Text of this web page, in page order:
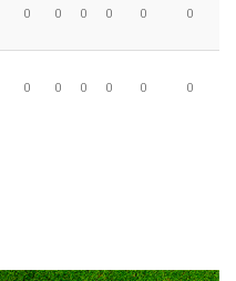
0 0 0 0 0 0
0 0 0 0 0 0